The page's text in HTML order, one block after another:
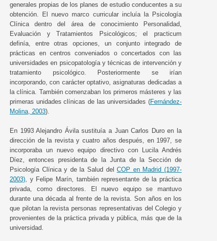
generales propias de los planes de estudio conducentes a su
obtención. El nuevo marco curricular incluía la Psicología
Clínica dentro del área de conocimiento Personalidad,
Evaluación y Tratamientos Psicológicos; el practicum
definía, entre otras opciones, un conjunto integrado de
prácticas en centros conveniados o concertados con las
universidades en psicopatología y técnicas de intervención y
tratamiento psicológico. Posteriormente se irían
incorporando, con carácter optativo, asignaturas dedicadas a
la clínica. También comenzaban los primeros másteres y las
primeras unidades clínicas de las universidades (Fernández-
Molina, 2003).
En 1993 Alejandro Ávila sustituía a Juan Carlos Duro en la
dirección de la revista y cuatro años después, en 1997, se
incorporaba un nuevo equipo directivo con Lucila Andrés
Díez, entonces presidenta de la Junta de la Sección de
Psicología Clínica y de la Salud delCOP en Madrid (1997-
2003) , y Felipe Marín, también representante de la práctica
privada, como directores. El nuevo equipo se mantuvo
durante una década al frente de la revista. Son años en los
que pilotan la revista personas representativas del Colegio y
provenientes de la práctica privada y pública, más que de la
universidad.